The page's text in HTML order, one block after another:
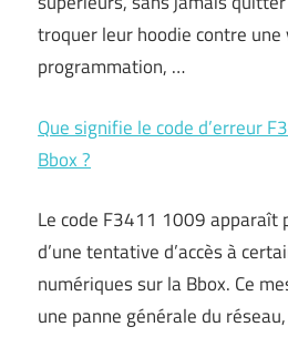
troquer leur hoodie contre une
programmation, …
Que signifie le code d’erreur
Bbox ?
Le code F3411 1009 apparaît
d’une tentative d’accès à
numériques sur la Bbox. Ce
une panne générale du